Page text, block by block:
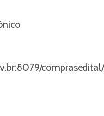
comprasedital/